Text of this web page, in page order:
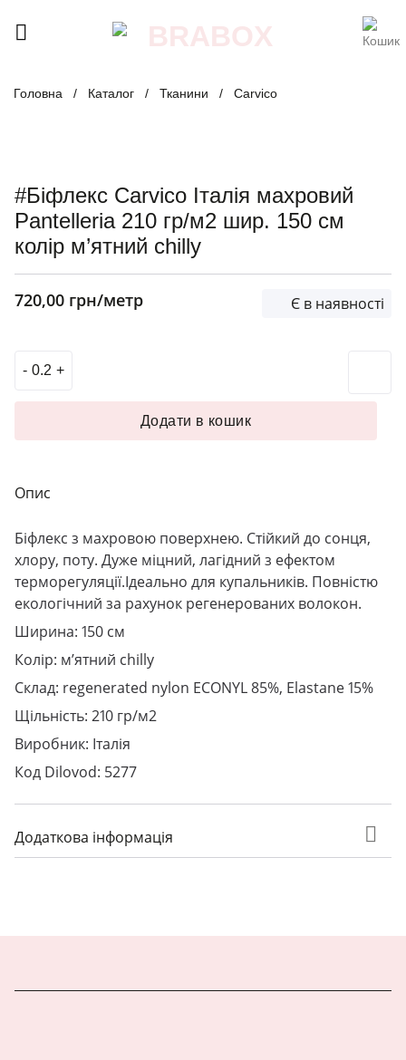
Головна / Каталог / Тканини / Carvico
#Біфлекс Carvico Італія махровий
Pantelleria 210 гр/м2 шир. 150 см
колір м’ятний chilly
720,00 грн/метр Є в наявності
Опис
Біфлекс з махровою поверхнею. Стійкий до сонця,
хлору, поту. Дуже міцний, лагідний з ефектом
терморегуляції.Ідеально для купальників. Повністю
екологічний за рахунок регенерованих волокон.
Ширина: 150 см
Колір: м’ятний chilly
Склад: regenerated nylon ECONYL 85%, Elastane 15%
Щільність: 210 гр/м2
Виробник: Італія
Код Dilovod: 5277
Додаткова інформація
#Біфлекс Carvico Італія махровий Pantelleria 210 гр/м2
Додати в кошик